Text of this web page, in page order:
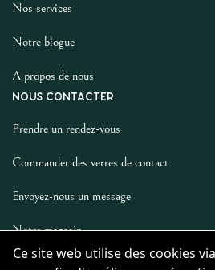
Ce site web utilise des cookies
Nos services
Notre blogue
A propos de nous
NOUS CONTACTER
Prendre un rendez-vous
Commander des verres de contact
Envoyez-nous un message
Notre magasin
LES AUTRES